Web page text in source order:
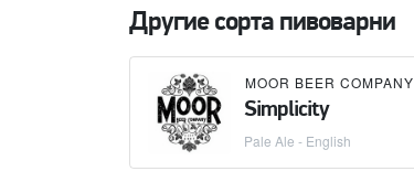
Другие сорта пивоварни
MOOR BEER COMPANY
Simplicity
Pale Ale - English